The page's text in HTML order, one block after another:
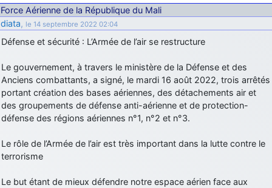
Force Aérienne de la République du Mali
diata, le 14 septembre 2022 02:04
Défense et sécurité : L’Armée de l’air se restructure
Le gouvernement, à travers le ministère de la Défense et des
Anciens combattants, a signé, le mardi 16 août 2022, trois arrêtés
portant création des bases aériennes, des détachements air et
des groupements de défense anti-aérienne et de protection-
défense des régions aériennes n°1, n°2 et n°3.
Le rôle de l’Armée de l’air est très important dans la lutte contre le
terrorisme
Le but étant de mieux défendre notre espace aérien face aux